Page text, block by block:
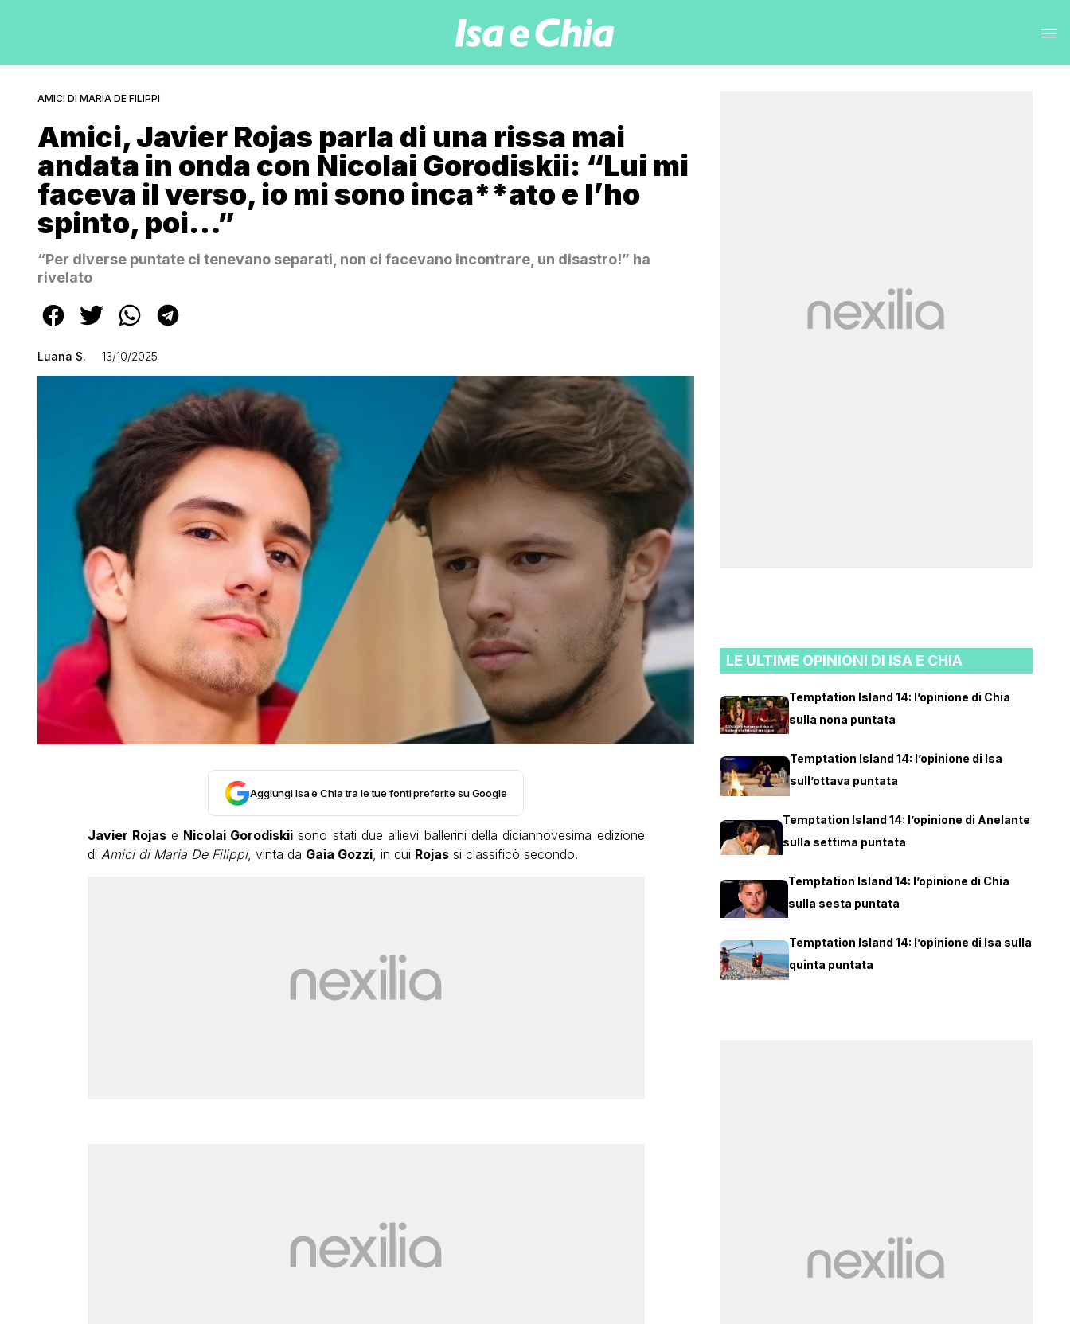
AMICI DI MARIA DE FILIPPI
Amici, Javier Rojas parla di una rissa mai
andata in onda con Nicolai Gorodiskii: “Lui mi
faceva il verso, io mi sono inca**ato e l’ho
spinto, poi…”
“Per diverse puntate ci tenevano separati, non ci facevano incontrare, un disastro!” ha
rivelato
Luana S. 13/10/2025
Aggiungi Isa e Chia tra le tue fonti preferite su Google
Javier Rojase Nicolai Gorodiskiisono stati due allievi ballerini della diciannovesima edizione
di Amici di Maria De Filippi, vinta da Gaia Gozzi, in cui Rojassi classificò secondo.
LE ULTIME OPINIONI DI ISA E CHIA
Temptation Island 14: l’opinione di Chia
sulla nona puntata
Temptation Island 14: l’opinione di Isa
sull’ottava puntata
Temptation Island 14: l’opinione di Anelante
sulla settima puntata
Temptation Island 14: l’opinione di Chia
sulla sesta puntata
Temptation Island 14: l’opinione di Isa sulla
quinta puntata